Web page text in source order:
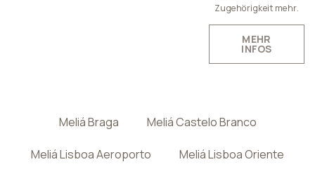
Zugehörigkeit mehr.
MEHR
INFOS
Meliá Braga Meliá Castelo Branco
Meliá Lisboa Aeroporto Meliá Lisboa Oriente